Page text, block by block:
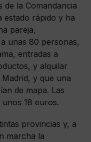
de la Comandancia
estado rápido y ha
pareja,
unas 80 personas,
entradas a
y alquilar
y que una
de mapa. Las
18 euros.
provincias y, a
marcha la